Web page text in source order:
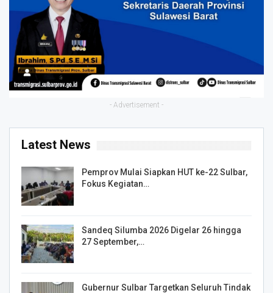
- Advertisement -
Latest News
Pemprov Mulai Siapkan HUT ke-22 Sulbar,
Fokus Kegiatan…
Sandeq Silumba 2026 Digelar 26 hingga
27 September,…
Gubernur Sulbar Targetkan Seluruh Tindak